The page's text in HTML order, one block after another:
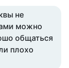
не
можно
общаться
плохо